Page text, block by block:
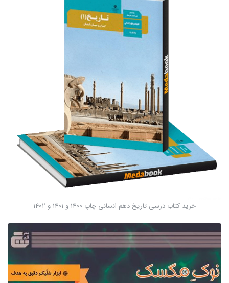
خرید کتاب درسی تاریخ دهم انسانی چاپ 1400 و 1401 و 1402